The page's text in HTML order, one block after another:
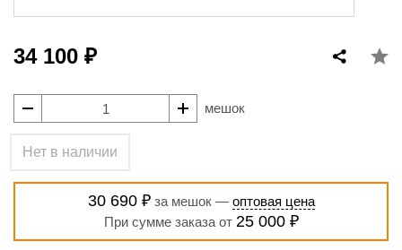
34 100 ₽
мешок
Нет в наличии
30 690 ₽за мешок — оптовая цена
При сумме заказа от 25 000 ₽